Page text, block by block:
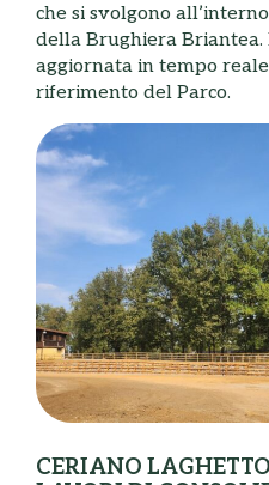
che si svolgono
della Brughiera Briantea.
aggiornata in tempo
riferimento del Parco.
CERIANO